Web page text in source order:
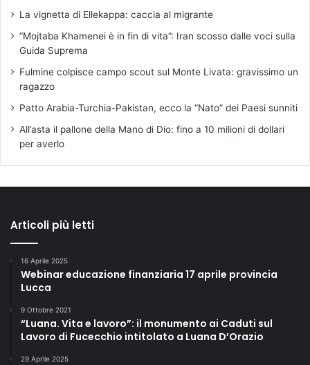
La vignetta di Ellekappa: caccia al migrante
“Mojtaba Khamenei è in fin di vita”: Iran scosso dalle voci sulla
Guida Suprema
Fulmine colpisce campo scout sul Monte Livata: gravissimo un
ragazzo
Patto Arabia-Turchia-Pakistan, ecco la “Nato” dei Paesi sunniti
All’asta il pallone della Mano di Dio: fino a 10 milioni di dollari
per averlo
Articoli più letti
16 Aprile 2025
Webinar educazione finanziaria 17 aprile provincia
Lucca
9 Ottobre 2021
“Luana. Vita e lavoro”: il monumento ai Caduti sul
Lavoro di Fucecchio intitolato a Luana D’Orazio
29 Aprile 2025